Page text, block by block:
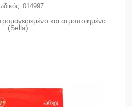
014997
και ατμοποιημένο
(Sella).